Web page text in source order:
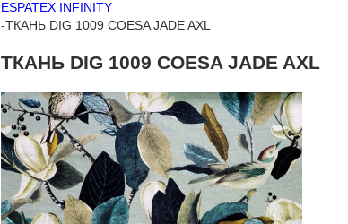
ESPATEX INFINITY
-ТКАНЬ DIG 1009 COESA JADE AXL
ТКАНЬ DIG 1009 COESA JADE AXL